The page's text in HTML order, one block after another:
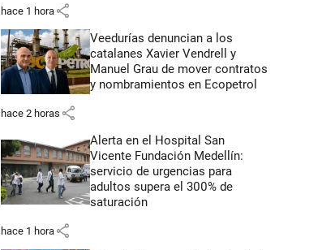
hace 1 hora share
Veedurías denuncian a los
catalanes Xavier Vendrell y
Manuel Grau de mover contratos
y nombramientos en Ecopetrol
hace 2 horas share
Alerta en el Hospital San
Vicente Fundación Medellín:
servicio de urgencias para
adultos supera el 300% de
saturación
hace 1 hora share